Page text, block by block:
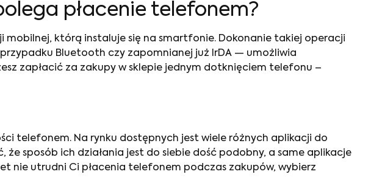
płacenie telefonem?
którą instaluje się na smartfonie. Dokonanie takiej operacji
Bluetooth czy zapomnianej już IrDA — umożliwia
zapłacić za zakupy w sklepie jednym dotknięciem telefonu –
telefonem. Na rynku dostępnych jest wiele różnych aplikacji do
sposób ich działania jest do siebie dość podobny, a same aplikacje
nie utrudni Ci płacenia telefonem podczas zakupów, wybierz